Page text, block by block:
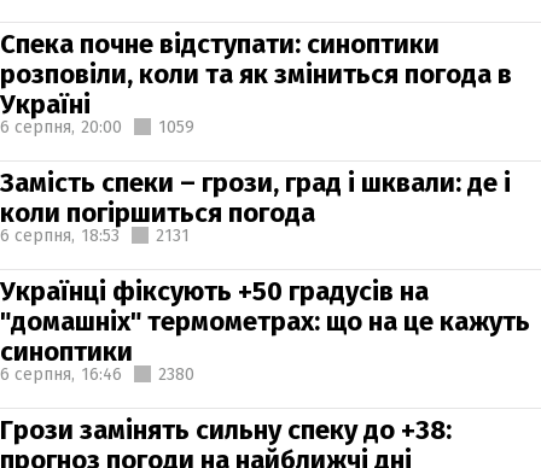
Спека почне відступати: синоптики
розповіли, коли та як зміниться погода в
Україні
6 серпня, 20:00 1059
Замість спеки – грози, град і шквали: де і
коли погіршиться погода
6 серпня, 18:53 2131
Українці фіксують +50 градусів на
"домашніх" термометрах: що на це кажуть
синоптики
6 серпня, 16:46 2380
Грози замінять сильну спеку до +38:
прогноз погоди на найближчі дні